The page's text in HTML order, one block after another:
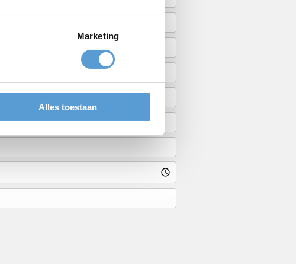
Marketing
Alles toestaan